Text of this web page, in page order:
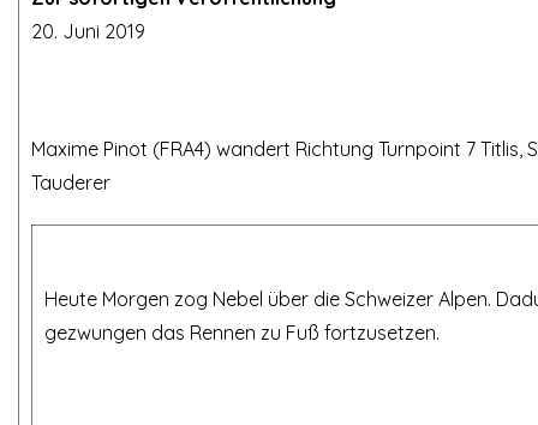
20. Juni 2019
Maxime Pinot (FRA4) wandert Richtung Turnpoint 7
Tauderer
Heute Morgen zog Nebel über die Schweizer Alpen.
gezwungen das Rennen zu Fuß fortzusetzen.